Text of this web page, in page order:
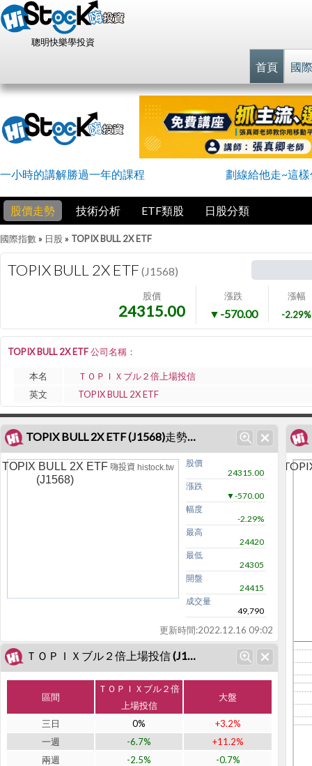
聰明快樂學投資
首頁 國
一小時的講解勝過一年的課程 劃線給他走~這
股價走勢 技術分析 ETF類股 日股分類
國際指數 » 日股 » TOPIX BULL 2X ETF
TOPIX BULL 2X ETF(J1568)
股價
24315.00
漲跌
▼-570.00
漲幅
-2.29%
TOPIX BULL 2X ETF 公司名稱：
本名
ＴＯＰＩＸブル２倍上場投信
英文
TOPIX BULL 2X ETF
TOPIX BULL 2X ETF (J1568)走勢圖
TOPIX BULL 2X ETF
(J1568)
嗨投資 histock.tw
股價
24315.00
漲跌
▼-570.00
幅度
-2.29%
最高
24420
最低
24305
開盤
24415
成交量
49,790
更新時間:2022.12.16 09:02
ＴＯＰＩＸブル２倍上場投信 (J1568)近期表現
區間
ＴＯＰＩＸブル２倍
上場投信
大盤
三日 0%
+3.2%
一週
-6.7%
+11.2%
兩週
-2.5%
-0.7%